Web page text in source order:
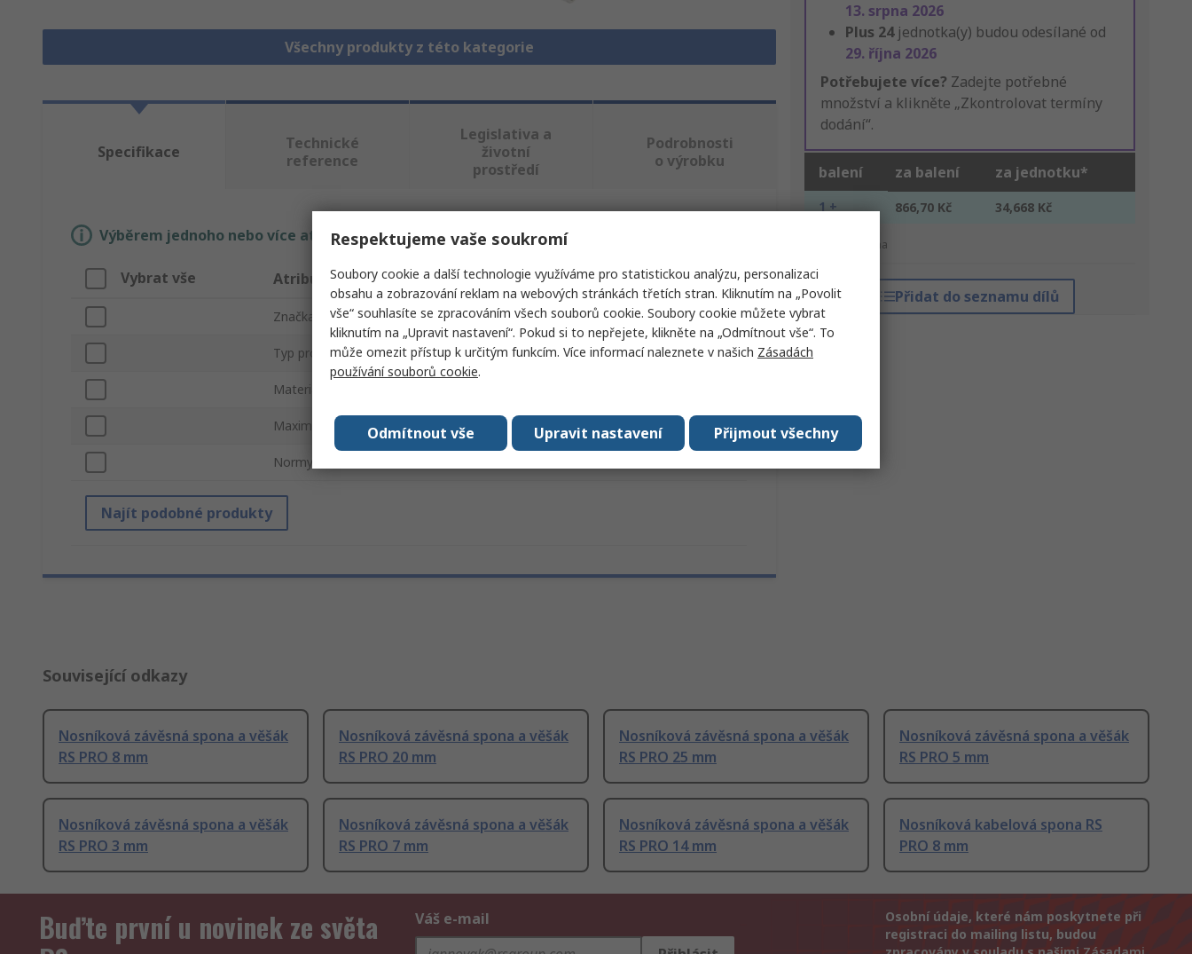
Všechny produkty z této kategorie
13. srpna 2026
Plus 24 jednotka(y) budou odesílané od
29. října 2026
Potřebujete více? Zadejte potřebné
množství a klikněte „Zkontrolovat termíny
dodání“.
balení za balení za jednotku*
1 + 866,70 Kč 34,668 Kč
*orientační cena
Přidat do seznamu dílů
Specifikace
Technické
reference
Legislativa a
životní
prostředí
Podrobnosti
o výrobku
Výběrem jednoho nebo více atributů si najděte podobné produkty.
Vybrat vše Atribut Hodnota
Značka RS PRO
Typ produktu Nosníková závěsná spona a věšák
Materiál
Maximální zatížení 18kg
Normy/schválení
Najít podobné produkty
Související odkazy
Nosníková závěsná spona a věšák
RS PRO 8 mm
Nosníková závěsná spona a věšák
RS PRO 20 mm
Nosníková závěsná spona a věšák
RS PRO 25 mm
Nosníková závěsná spona a věšák
RS PRO 5 mm
Nosníková závěsná spona a věšák
RS PRO 3 mm
Nosníková závěsná spona a věšák
RS PRO 7 mm
Nosníková závěsná spona a věšák
RS PRO 14 mm
Nosníková kabelová spona RS
PRO 8 mm
Buďte první u novinek ze světa
Váš e-mail
Osobní údaje, které nám poskytnete při
registraci do mailing listu, budou
Respektujeme vaše soukromí
Soubory cookie a další technologie využíváme pro statistickou analýzu, personalizaci
obsahu a zobrazování reklam na webových stránkách třetích stran. Kliknutím na „Povolit
vše“ souhlasíte se zpracováním všech souborů cookie. Soubory cookie můžete vybrat
kliknutím na „Upravit nastavení“. Pokud si to nepřejete, klikněte na „Odmítnout vše“. To
může omezit přístup k určitým funkcím. Více informací naleznete v našich Zásadách
používání souborů cookie.
Přijmout všechny
Upravit nastavení
Odmítnout vše